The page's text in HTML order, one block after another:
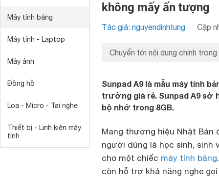
Máy tính bảng
Máy tính - Laptop
Máy ảnh
Đồng hồ
Loa - Micro - Tai nghe
Thiết bị - Linh kiện máy
tính
không mấy ấn tượng
Tác giả: nguyendinhtung Cập
Chuyển tới nội dung chính trong
Sunpad A9 là mẫu máy tính
trường giá rẻ. Sunpad A9 sở
bộ nhớ trong 8GB.
Mang thương hiệu Nhật Bản
người dùng là học sinh, sinh
cho một chiếc máy tính bảng
còn hỗ trợ khả năng nghe